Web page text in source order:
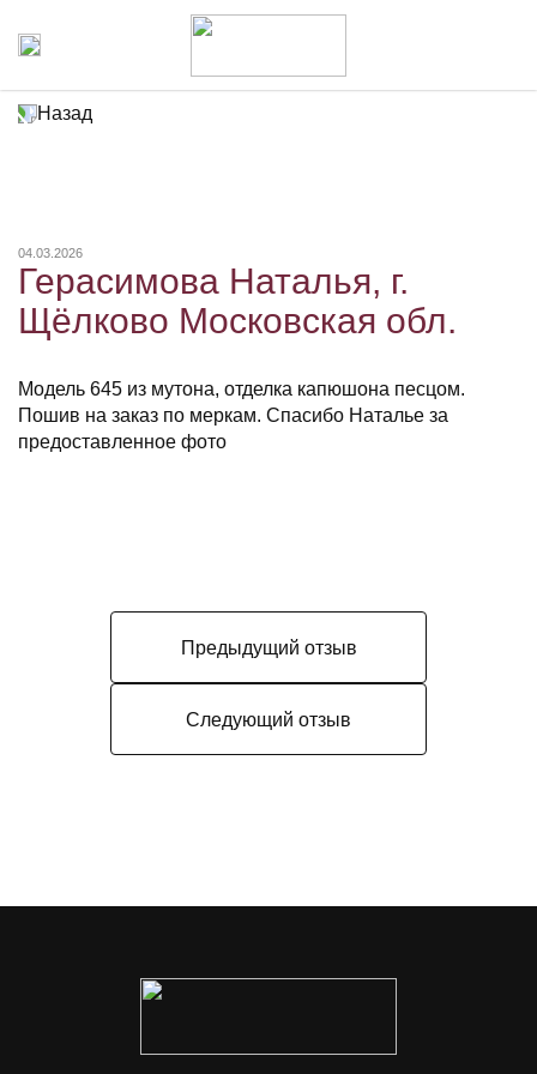
Назад
04.03.2026
Герасимова Наталья, г.
Щёлково Московская обл.
Модель 645 из мутона, отделка капюшона песцом.
Пошив на заказ по меркам. Спасибо Наталье за
предоставленное фото
Предыдущий отзыв
Следующий отзыв